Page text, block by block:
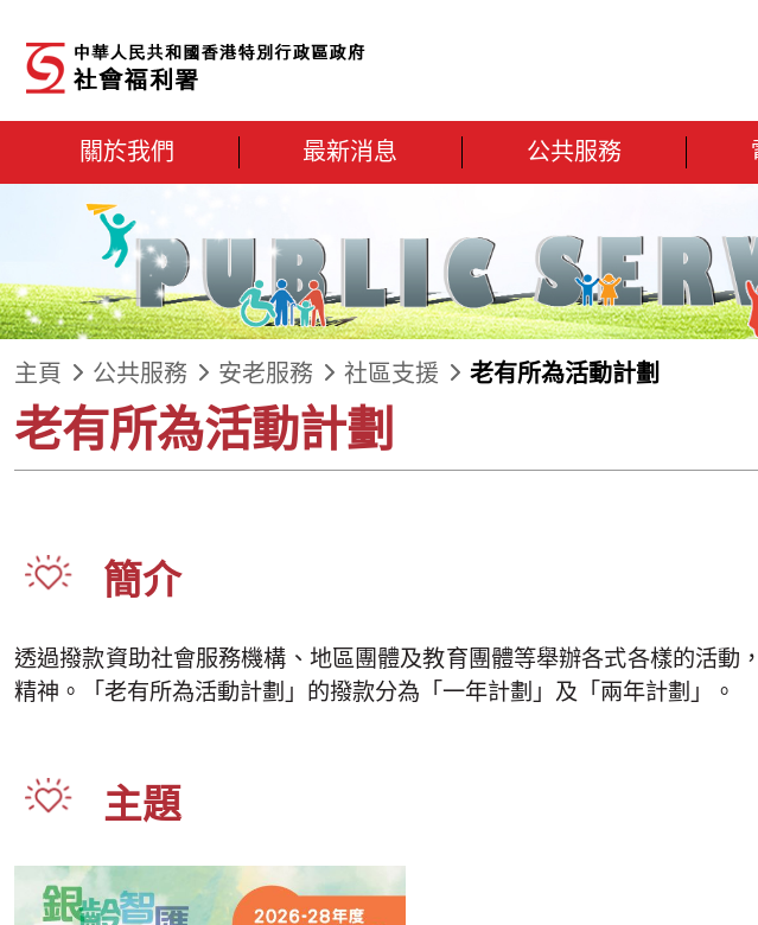
關於我們 最新消息 公共服務
主頁 公共服務 安老服務 社區支援 老有所為活動計劃
老有所為活動計劃
簡介
透過撥款資助社會服務機構、地區團體及教育團體等舉辦各式各樣的活
精神。「老有所為活動計劃」的撥款分為「一年計劃」及「兩年計劃」。
主題